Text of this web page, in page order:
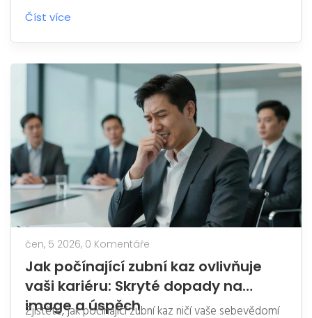
Číst více
čen, 5 2026, 0 Komentáře
Jak počínající zubní kaz ovlivňuje
vaši kariéru: Skryté dopady na
image a úspěch
Zjistěte, jak počínající zubní kaz ničí vaše sebevědomí